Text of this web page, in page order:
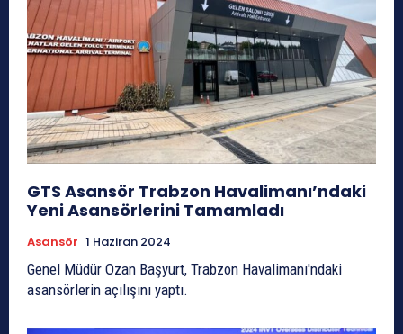
GTS Asansör Trabzon Havalimanı’ndaki
Yeni Asansörlerini Tamamladı
Asansör 1 Haziran 2024
Genel Müdür Ozan Başyurt, Trabzon Havalimanı'ndaki
asansörlerin açılışını yaptı.